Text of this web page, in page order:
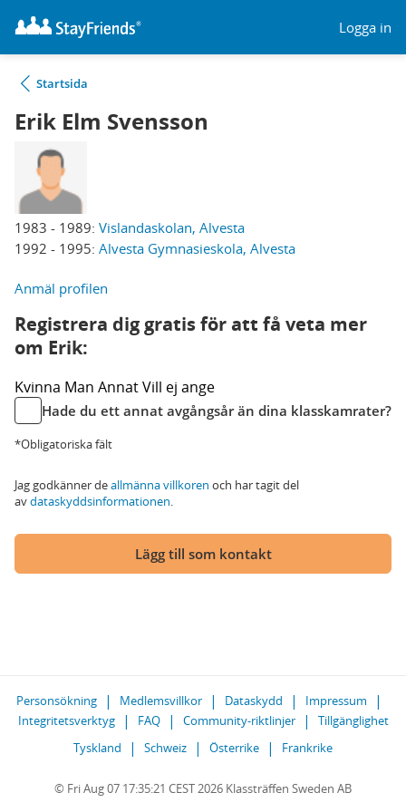
Logga in
Startsida
Erik Elm Svensson
1983 - 1989: Vislandaskolan, Alvesta
1992 - 1995: Alvesta Gymnasieskola, Alvesta
Anmäl profilen
Registrera dig gratis för att få veta mer
om Erik:
Kvinna Man AnnatVill ej ange
Hade du ett annat avgångsår än dina klasskamrater?
*Obligatoriska fält
Jag godkänner deallmänna villkoren och har tagit del
avdataskyddsinformationen.
Lägg till som kontakt
Personsökning Medlemsvillkor Dataskydd
Impressum
Integritetsverktyg
FAQ Community-riktlinjer
Tillgänglighet
Tyskland
Schweiz Österrike Frankrike
© Fri Aug 07 17:35:21 CEST 2026 Klassträffen Sweden AB